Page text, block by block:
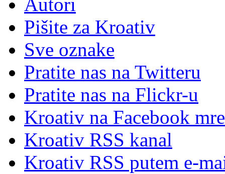
Autori
Pišite za Kroativ
Sve oznake
Pratite nas na Twitteru
Pratite nas na Flickr-u
Kroativ na Facebook
Kroativ RSS kanal
Kroativ RSS putem e-